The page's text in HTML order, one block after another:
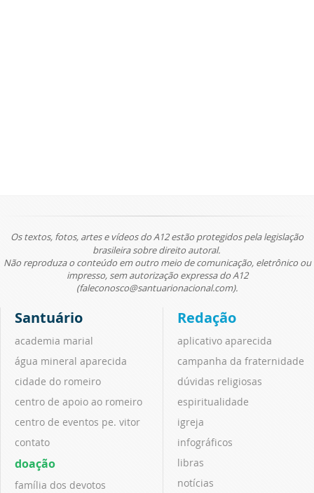
Os textos, fotos, artes e vídeos do A12 estão protegidos pela legislação
brasileira sobre direito autoral.
Não reproduza o conteúdo em outro meio de comunicação, eletrônico ou
impresso, sem autorização expressa do A12
(faleconosco@santuarionacional.com).
Santuário
academia marial
água mineral aparecida
cidade do romeiro
centro de apoio ao romeiro
centro de eventos pe. vitor
contato
doação
família dos devotos
Redação
aplicativo aparecida
campanha da fraternidade
dúvidas religiosas
espiritualidade
igreja
infográficos
libras
notícias